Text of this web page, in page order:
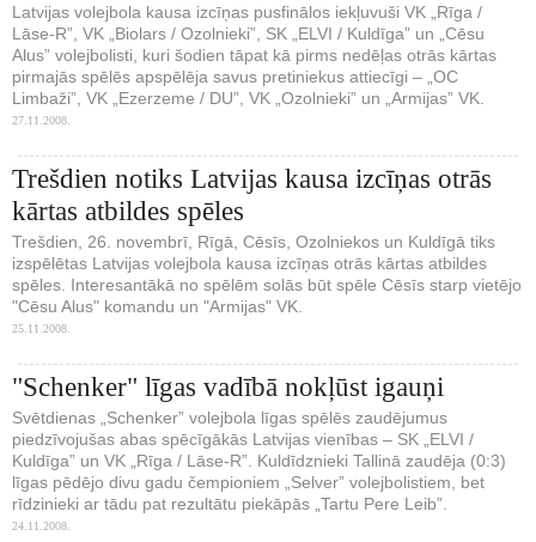
Latvijas volejbola kausa izcīņas pusfinālos iekļuvuši VK „Rīga /
Lāse-R”, VK „Biolars / Ozolnieki”, SK „ELVI / Kuldīga” un „Cēsu
Alus” volejbolisti, kuri šodien tāpat kā pirms nedēļas otrās kārtas
pirmajās spēlēs apspēlēja savus pretiniekus attiecīgi – „OC
Limbaži”, VK „Ezerzeme / DU”, VK „Ozolnieki” un „Armijas” VK.
27.11.2008.
Trešdien notiks Latvijas kausa izcīņas otrās
kārtas atbildes spēles
Trešdien, 26. novembrī, Rīgā, Cēsīs, Ozolniekos un Kuldīgā tiks
izspēlētas Latvijas volejbola kausa izcīņas otrās kārtas atbildes
spēles. Interesantākā no spēlēm solās būt spēle Cēsīs starp vietējo
"Cēsu Alus" komandu un "Armijas" VK.
25.11.2008.
"Schenker" līgas vadībā nokļūst igauņi
Svētdienas „Schenker” volejbola līgas spēlēs zaudējumus
piedzīvojušas abas spēcīgākās Latvijas vienības – SK „ELVI /
Kuldīga” un VK „Rīga / Lāse-R”. Kuldīdznieki Tallinā zaudēja (0:3)
līgas pēdējo divu gadu čempioniem „Selver” volejbolistiem, bet
rīdzinieki ar tādu pat rezultātu piekāpās „Tartu Pere Leib”.
24.11.2008.